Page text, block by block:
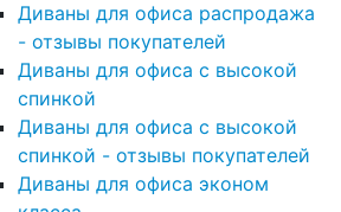
Диваны для офиса распродажа
- отзывы покупателей
Диваны для офиса с высокой
спинкой
Диваны для офиса с высокой
спинкой - отзывы покупателей
Диваны для офиса эконом